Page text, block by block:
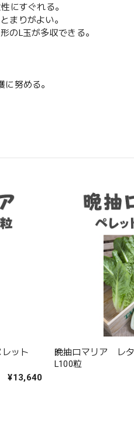
にすぐれる。
まりがよい。
のL玉が多収できる。
努める。
ット
¥13,640
晩抽ロマリア レ
L100粒